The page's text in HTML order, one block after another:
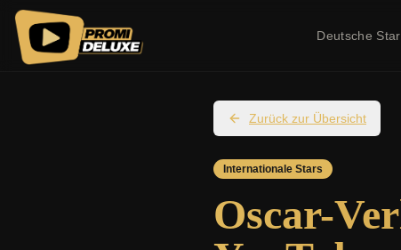
Deutsche
Zurück zur Übersicht
Internationale Stars
Oscar-